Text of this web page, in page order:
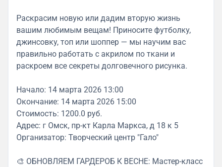
Раскрасим новую или дадим вторую жизнь
вашим любимым вещам! Приносите футболку,
джинсовку, топ или шоппер — мы научим вас
правильно работать с акрилом по ткани и
раскроем все секреты долговечного рисунка.
Начало: 14 марта 2026 13:00
Окончание: 14 марта 2026 15:00
Стоимость: 1200.0 руб.
Адрес: г Омск, пр-кт Карла Маркса, д 18 к 5
Организатор: Творческий центр "Гало"
🎨 ОБНОВЛЯЕМ ГАРДЕРОБ К ВЕСНЕ: Мастер-класс